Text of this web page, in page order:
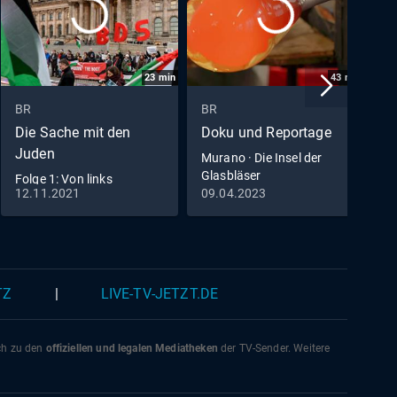
23 min
BR
Die Sache mit den
Juden
Folge 1: Von links
(S01/E01)
12.11.2021
43 min
BR
Doku und Reportage
Murano · Die Insel der
Glasbläser
09.04.2023
LIVE-TV-JETZT.DE
zu den offiziellen und legalen Mediatheken der TV-Sender. Weitere